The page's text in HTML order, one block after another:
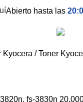
Abierto hasta las
Kyocera
Toner